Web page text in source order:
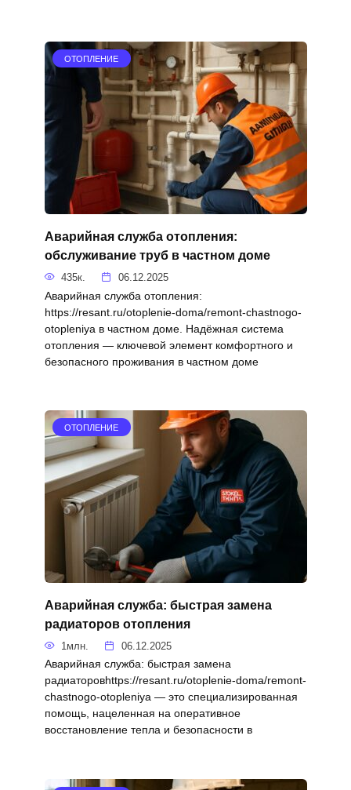
ОТОПЛЕНИЕ
Аварийная служба отопления:
обслуживание труб в частном доме
435к. 06.12.2025
Аварийная служба отопления:
https://resant.ru/otoplenie-doma/remont-chastnogo-
otopleniya в частном доме. Надёжная система
отопления — ключевой элемент комфортного и
безопасного проживания в частном доме
ОТОПЛЕНИЕ
Аварийная служба: быстрая замена
радиаторов отопления
1млн. 06.12.2025
Аварийная служба: быстрая замена
радиаторовhttps://resant.ru/otoplenie-doma/remont-
chastnogo-otopleniya — это специализированная
помощь, нацеленная на оперативное
восстановление тепла и безопасности в